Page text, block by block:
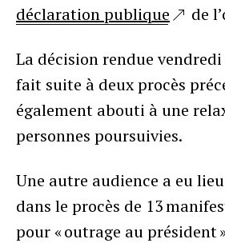
déclaration publique
de
La décision rendue vendredi
fait suite à deux procès
également abouti à une
personnes poursuivies.
Une autre audience a eu
dans le procès de 13
pour « outrage au président